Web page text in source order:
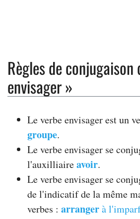
Règles de conjugaison
envisager »
Le verbe envisager est un
groupe.
Le verbe envisager se
l'auxilliaireavoir.
Le verbe envisager se
de l'indicatif de la même
verbes : arrangerà